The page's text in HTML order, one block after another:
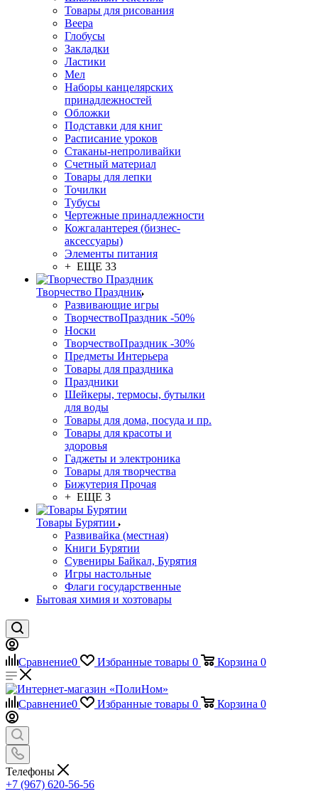
Товары для рисования
Веера
Глобусы
Закладки
Ластики
Мел
Наборы канцелярских
принадлежностей
Обложки
Подставки для книг
Расписание уроков
Стаканы-непроливайки
Счетный материал
Товары для лепки
Точилки
Тубусы
Чертежные принадлежности
Кожгалантерея (бизнес-
аксессуары)
Элементы питания
+ ЕЩЕ 33
Творчество Праздник
Развивающие игры
ТворчествоПраздник -50%
Носки
ТворчествоПраздник -30%
Предметы Интерьера
Товары для праздника
Праздники
Шейкеры, термосы, бутылки
для воды
Товары для дома, посуда и пр.
Товары для красоты и
здоровья
Гаджеты и электроника
Товары для творчества
Бижутерия Прочая
+ ЕЩЕ 3
Товары Бурятии
Развивайка (местная)
Книги Бурятии
Сувениры Байкал, Бурятия
Игры настольные
Флаги государственные
Бытовая химия и хозтовары
Сравнение0 Избранные товары 0 Корзина 0
Сравнение0 Избранные товары 0 Корзина 0
Телефоны
+7 (967) 620-56-56